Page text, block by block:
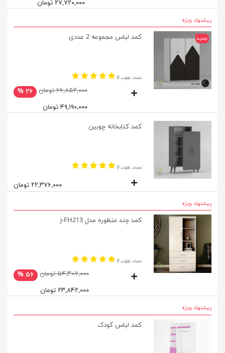
۲۷,۷۲۰,۰۰۰ تومان
پیشنهاد ویژه
جدید کمد لباس مجموعه 2 عددی
تعداد نظرات 0
۶۶,۸۵۲,۰۰۰ تومان
۲۶ %
۴۹,۱۹۰,۰۰۰ تومان
کمد کتابخانه چوبین
تعداد نظرات 0
۲۲,۳۷۶,۰۰۰ تومان
پیشنهاد ویژه
کمد چند منظوره مدل j-FH213
تعداد نظرات 0
۵۴,۳۰۷,۰۰۰ تومان
۵۶ %
۲۳,۸۴۲,۰۰۰ تومان
پیشنهاد ویژه
کمد لباس کودک